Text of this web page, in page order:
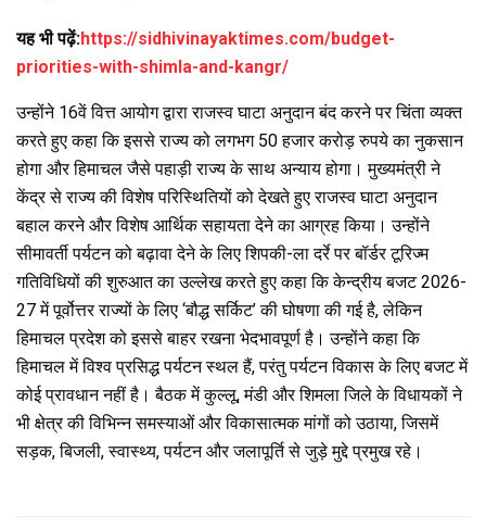
यह भी पढ़ें:https://sidhivinayaktimes.com/budget-
priorities-with-shimla-and-kangr/
उन्होंने 16वें वित्त आयोग द्वारा राजस्व घाटा अनुदान बंद करने पर चिंता व्यक्त
करते हुए कहा कि इससे राज्य को लगभग 50 हजार करोड़ रुपये का नुकसान
होगा और हिमाचल जैसे पहाड़ी राज्य के साथ अन्याय होगा। मुख्यमंत्री ने
केंद्र से राज्य की विशेष परिस्थितियों को देखते हुए राजस्व घाटा अनुदान
बहाल करने और विशेष आर्थिक सहायता देने का आग्रह किया। उन्होंने
सीमावर्ती पर्यटन को बढ़ावा देने के लिए शिपकी-ला दर्रे पर बॉर्डर टूरिज्म
गतिविधियों की शुरुआत का उल्लेख करते हुए कहा कि केन्द्रीय बजट 2026-
27 में पूर्वोत्तर राज्यों के लिए ‘बौद्ध सर्किट’ की घोषणा की गई है, लेकिन
हिमाचल प्रदेश को इससे बाहर रखना भेदभावपूर्ण है। उन्होंने कहा कि
हिमाचल में विश्व प्रसिद्ध पर्यटन स्थल हैं, परंतु पर्यटन विकास के लिए बजट में
कोई प्रावधान नहीं है। बैठक में कुल्लू, मंडी और शिमला जिले के विधायकों ने
भी क्षेत्र की विभिन्न समस्याओं और विकासात्मक मांगों को उठाया, जिसमें
सड़क, बिजली, स्वास्थ्य, पर्यटन और जलापूर्ति से जुड़े मुद्दे प्रमुख रहे।